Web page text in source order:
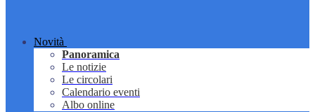
Novità
Panoramica
Le notizie
Le circolari
Calendario eventi
Albo online